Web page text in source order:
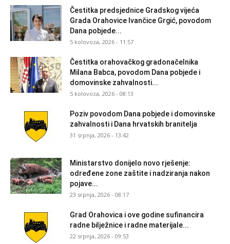
Čestitka predsjednice Gradskog vijeća
Grada Orahovice Ivančice Grgić, povodom
Dana pobjede...
5 kolovoza, 2026 - 11:57
Čestitka orahovačkog gradonačelnika
Milana Babca, povodom Dana pobjede i
domovinske zahvalnosti...
5 kolovoza, 2026 - 08:13
Poziv povodom Dana pobjede i domovinske
zahvalnosti i Dana hrvatskih branitelja
31 srpnja, 2026 - 13:42
Ministarstvo donijelo novo rješenje:
određene zone zaštite i nadziranja nakon
pojave...
23 srpnja, 2026 - 08:17
Grad Orahovica i ove godine sufinancira
radne bilježnice i radne materijale...
22 srpnja, 2026 - 09:53